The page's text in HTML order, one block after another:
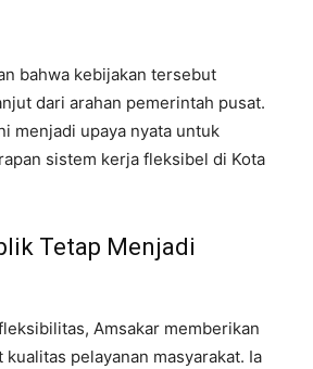
bahwa kebijakan tersebut
dari arahan pemerintah pusat.
menjadi upaya nyata untuk
sistem kerja fleksibel di Kota
Tetap Menjadi
Amsakar memberikan
pelayanan masyarakat. Ia